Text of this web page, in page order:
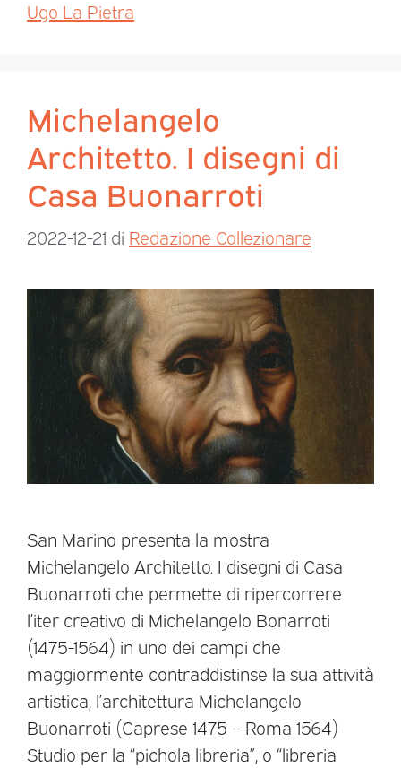
Ugo La Pietra
Michelangelo
Architetto. I disegni di
Casa Buonarroti
2022-12-21 di Redazione Collezionare
San Marino presenta la mostra
Michelangelo Architetto. I disegni di Casa
Buonarroti che permette di ripercorrere
l’iter creativo di Michelangelo Bonarroti
(1475-1564) in uno dei campi che
maggiormente contraddistinse la sua attività
artistica, l’architettura Michelangelo
Buonarroti (Caprese 1475 – Roma 1564)
Studio per la “pichola libreria”, o “libreria